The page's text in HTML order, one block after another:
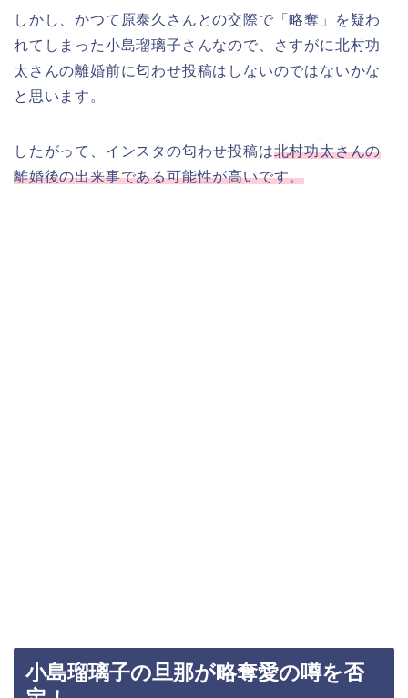
しかし、かつて原泰久さんとの交際で「略奪」を疑わ
れてしまった小島瑠璃子さんなので、さすがに北村功
太さんの離婚前に匂わせ投稿はしないのではないかな
と思います。
したがって、インスタの匂わせ投稿は北村功太さんの
離婚後の出来事である可能性が高いです。
小島瑠璃子の旦那が略奪愛の噂を否